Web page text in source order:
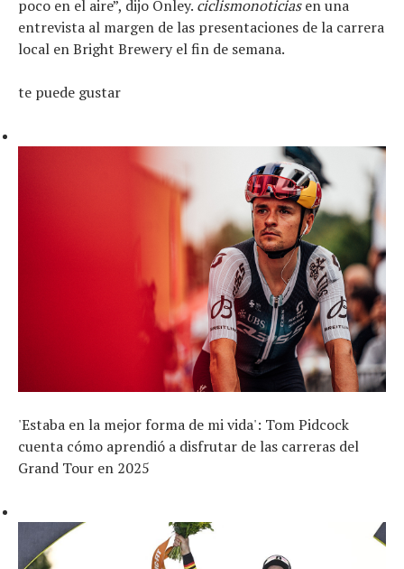
poco en el aire”, dijo Onley. ciclismonoticiasen una
entrevista al margen de las presentaciones de la carrera
local en Bright Brewery el fin de semana.
te puede gustar
'Estaba en la mejor forma de mi vida': Tom Pidcock
cuenta cómo aprendió a disfrutar de las carreras del
Grand Tour en 2025
Artículos
El equipo